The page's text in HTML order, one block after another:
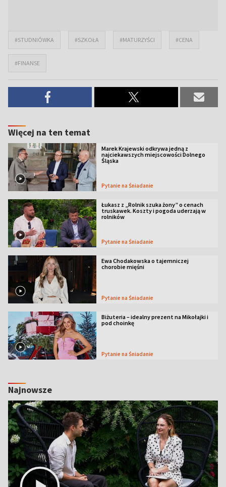
#STUDNIÓWKA #SZKOŁA #MATURZYŚCI #CENA
#FINANSE
Więcej na ten temat
Marek Krajewski odkrywa jedną z
najciekawszych miejscowości Dolnego
Śląska
Pytanie na Śniadanie
Łukasz z „Rolnik szuka żony” o cenach
truskawek. Koszty i pogoda uderzają w
rolników
Pytanie na Śniadanie
Ewa Chodakowska o tajemniczej
chorobie mięśni
Pytanie na Śniadanie
Biżuteria – idealny prezent na Mikołajki i
pod choinkę
Pytanie na Śniadanie
Najnowsze